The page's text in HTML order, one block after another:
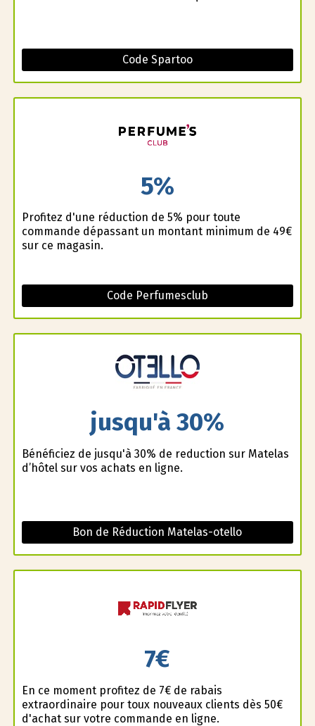
Code Spartoo
5%
Profitez d'une réduction de 5% pour toute
commande dépassant un montant minimum de 49€
sur ce magasin.
Code Perfumesclub
jusqu'à 30%
Bénéficiez de jusqu'à 30% de reduction sur Matelas
d’hôtel sur vos achats en ligne.
Bon de Réduction Matelas-otello
7€
En ce moment profitez de 7€ de rabais
extraordinaire pour toux nouveaux clients dès 50€
d'achat sur votre commande en ligne.